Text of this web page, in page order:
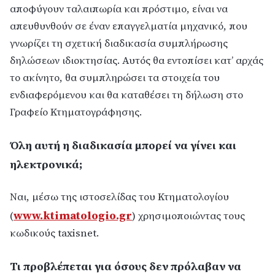
αποφύγουν ταλαιπωρία και πρόστιμο, είναι να
απευθυνθούν σε έναν επαγγελματία μηχανικό, που
γνωρίζει τη σχετική διαδικασία συμπλήρωσης
δηλώσεων ιδιοκτησίας. Αυτός θα εντοπίσει κατ’ αρχάς
το ακίνητο, θα συμπληρώσει τα στοιχεία του
ενδιαφερόμενου και θα καταθέσει τη δήλωση στο
Γραφείο Κτηματογράφησης.
Όλη αυτή η διαδικασία μπορεί να γίνει και
ηλεκτρονικά;
Ναι, μέσω της ιστοσελίδας του Κτηματολογίου
(www.ktimatologio.gr) χρησιμοποιώντας τους
κωδικούς taxisnet.
Τι προβλέπεται για όσους δεν πρόλαβαν να